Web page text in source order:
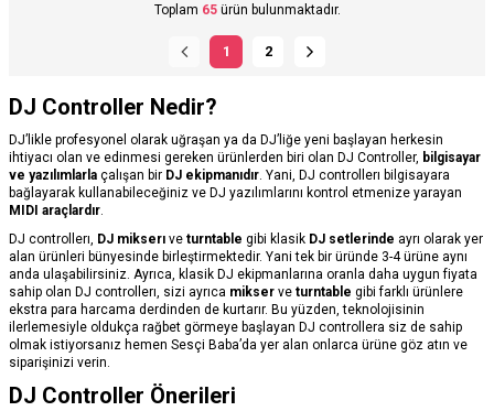
Toplam 65ürün bulunmaktadır.
1 2
DJ Controller Nedir?
DJ’likle profesyonel olarak uğraşan ya da DJ’liğe yeni başlayan herkesin
ihtiyacı olan ve edinmesi gereken ürünlerden biri olan DJ Controller, bilgisayar
ve yazılımlarla çalışan bir DJ ekipmanıdır. Yani, DJ controllerı bilgisayara
bağlayarak kullanabileceğiniz ve DJ yazılımlarını kontrol etmenize yarayan
MIDI araçlardır.
DJ controllerı, DJ mikserı ve turntable gibi klasik DJ setlerinde ayrı olarak yer
alan ürünleri bünyesinde birleştirmektedir. Yani tek bir üründe 3-4 ürüne aynı
anda ulaşabilirsiniz. Ayrıca, klasik DJ ekipmanlarına oranla daha uygun fiyata
sahip olan DJ controllerı, sizi ayrıca mikser ve turntable gibi farklı ürünlere
ekstra para harcama derdinden de kurtarır. Bu yüzden, teknolojisinin
ilerlemesiyle oldukça rağbet görmeye başlayan DJ controllera siz de sahip
olmak istiyorsanız hemen Sesçi Baba’da yer alan onlarca ürüne göz atın ve
siparişinizi verin.
DJ Controller Önerileri